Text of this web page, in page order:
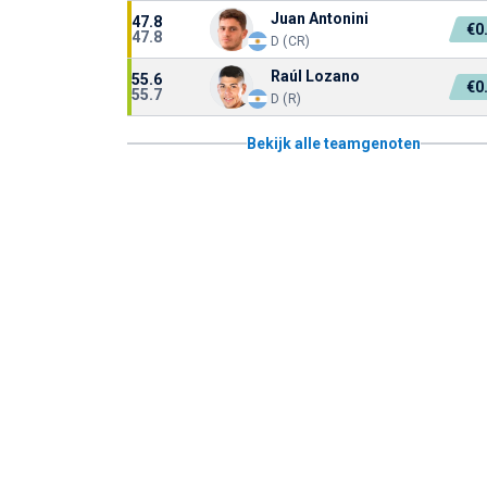
47.8
47.8
Juan Antonini
D (CR)
55.6
55.7
Raúl Lozano
D (R)
Bekijk alle teamgenoten